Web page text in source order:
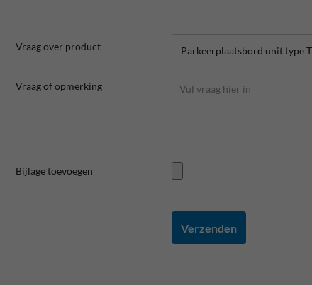
Vraag over product
Vraag of opmerking
Bijlage toevoegen
Verzenden